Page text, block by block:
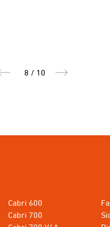
8 / 10
Cabri 600
Cabri 700